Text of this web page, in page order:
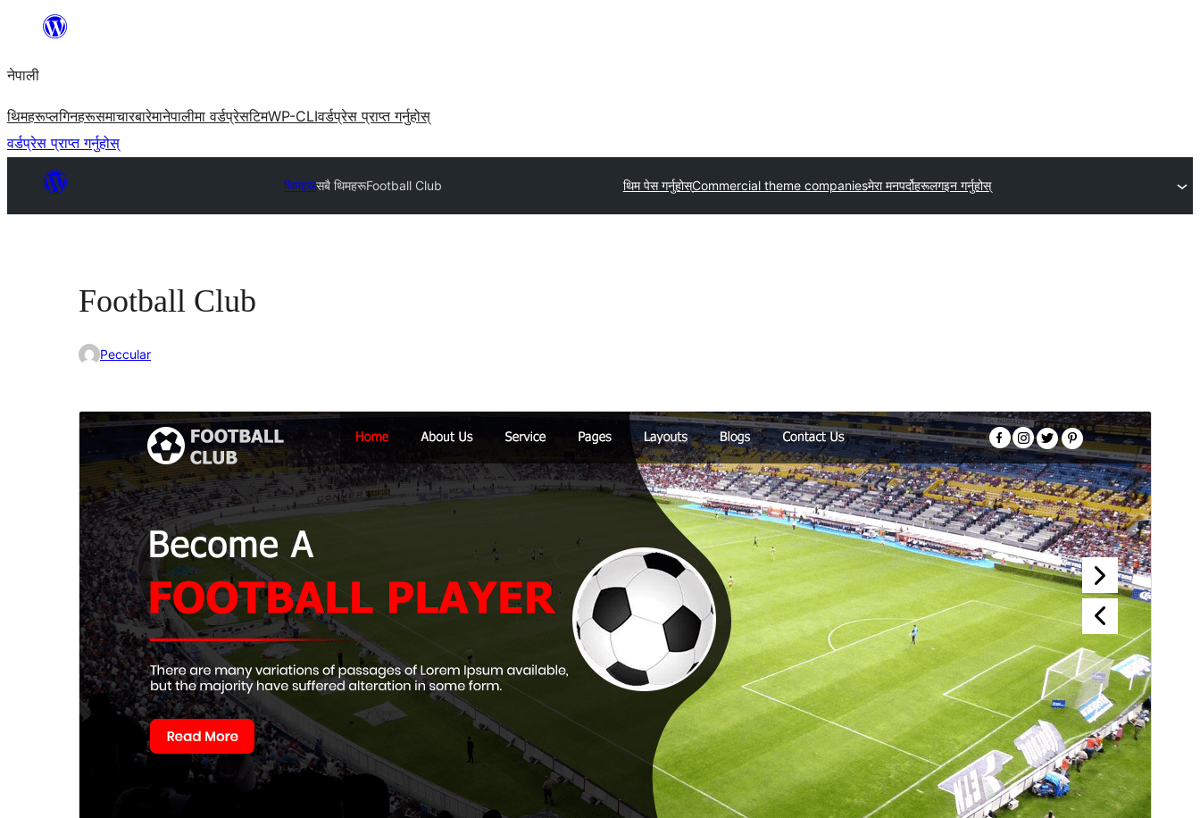
सामग्रीमा
नेपाली
थिमहरूप्लगिनहरूसमाचारबारेमानेपालीमा वर्डप्रेसटिमWP-CLIवर्डप्रेस प्राप्त गर्नुहोस्
वर्डप्रेस प्राप्त गर्नुहोस्
थिमहरूसबै थिमहरूFootball Club थिम पेस गर्नुहोस्Commercial theme companiesमेरा मनपर्दोहरूलगइन गर्नुहोस्
Football Club
Peccular
पूर्वावलोकन गर्नुहोस्डाउनलोड गर्नुहोस्
योSoccer Club Academyको चाइल्ड थिम हो।
संस्करण
0.2.6
पछिल्लो अपडेट
मे 16, 2026
Active installations
200+
PHP संस्करण
5.6
थिम गृहपृष्ठ